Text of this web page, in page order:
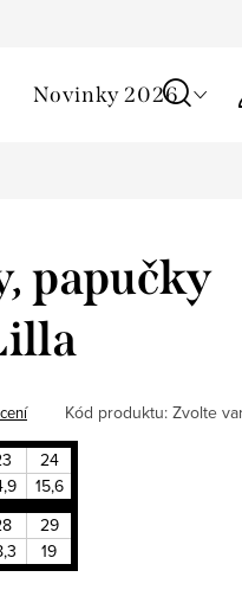
Novinky 2026
papučky
Kód produktu: Zvolte
24
15,6
29
19